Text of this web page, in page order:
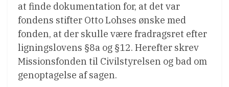
at finde dokumentation for, at det var
fondens stifter Otto Lohses ønske med
fonden, at der skulle være fradragsret efter
ligningslovens §8a og §12. Herefter skrev
Missionsfonden til Civilstyrelsen og bad om
genoptagelse af sagen.